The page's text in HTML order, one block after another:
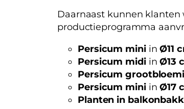
Daarnaast kunnen
productieprogramma
Persicum miniinØ11
Persicum midiinØ13
Persicum
Persicum miniinØ17
Planten in